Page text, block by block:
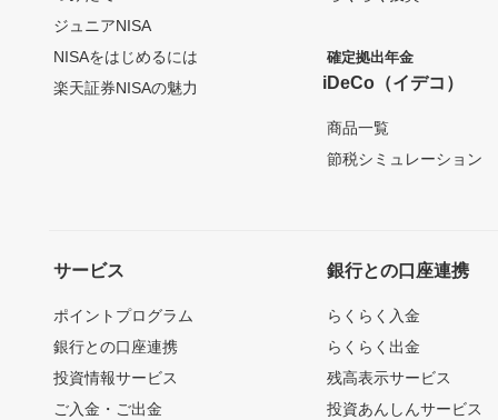
ジュニアNISA
NISAをはじめるには
楽天証券NISAの魅力
確定拠出年金
iDeCo（イデコ）
商品一覧
節税シミュレーション
サービス
ポイントプログラム
銀行との口座連携
投資情報サービス
ご入金・ご出金
銀行との口座連携
らくらく入金
らくらく出金
残高表示サービス
投資あんしんサービス